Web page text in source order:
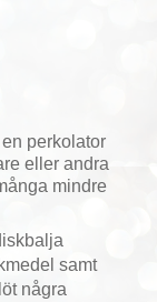
perkolator
eller andra
mindre
samt
några